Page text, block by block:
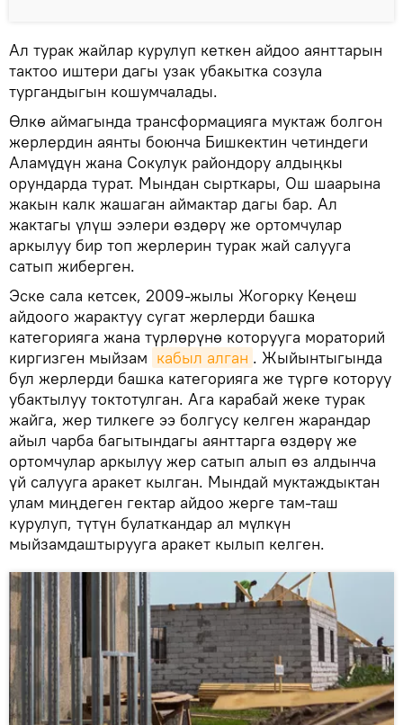
Ал турак жайлар курулуп кеткен айдоо аянттарын
тактоо иштери дагы узак убакытка созула
тургандыгын кошумчалады.
Өлкө аймагында трансформацияга муктаж болгон
жерлердин аянты боюнча Бишкектин четиндеги
Аламүдүн жана Сокулук райондору алдыңкы
орундарда турат. Мындан сырткары, Ош шаарына
жакын калк жашаган аймактар дагы бар. Ал
жактагы үлүш ээлери өздөрү же ортомчулар
аркылуу бир топ жерлерин турак жай салууга
сатып жиберген.
Эске сала кетсек, 2009-жылы Жогорку Кеңеш
айдоого жарактуу сугат жерлерди башка
категорияга жана түрлөрүнө которууга мораторий
киргизген мыйзам кабыл алган . Жыйынтыгында
бул жерлерди башка категорияга же түргө которуу
убактылуу токтотулган. Ага карабай жеке турак
жайга, жер тилкеге ээ болгусу келген жарандар
айыл чарба багытындагы аянттарга өздөрү же
ортомчулар аркылуу жер сатып алып өз алдынча
үй салууга аракет кылган. Мындай муктаждыктан
улам миңдеген гектар айдоо жерге там-таш
курулуп, түтүн булаткандар ал мүлкүн
мыйзамдаштырууга аракет кылып келген.